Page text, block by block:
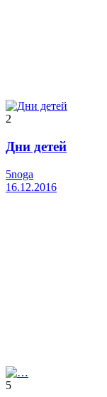
2
Дни детей
5noga
16.12.2016
5